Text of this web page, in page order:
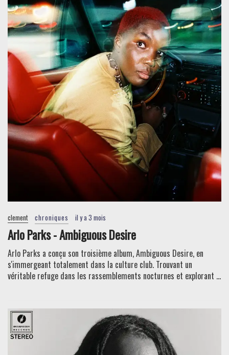
clement chroniques il y a 3 mois
Arlo Parks - Ambiguous Desire
Arlo Parks a conçu son troisième album, Ambiguous Desire, en
s'immergeant totalement dans la culture club. Trouvant un
véritable refuge dans les rassemblements nocturnes et explorant ...